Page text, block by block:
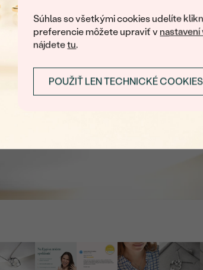
Súhlas so všetkými cookies udelíte
preferencie môžete upraviť v nastavení
nájdetetu.
POUŽIŤ LEN TECHNICKÉ COOKIES